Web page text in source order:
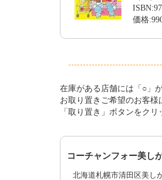
価格
在庫がある店舗には「○」
お取り置きご希望のお客様
「取り置き」ボタンをク
コーチャンフォー美し
北海道札幌市清田区美し